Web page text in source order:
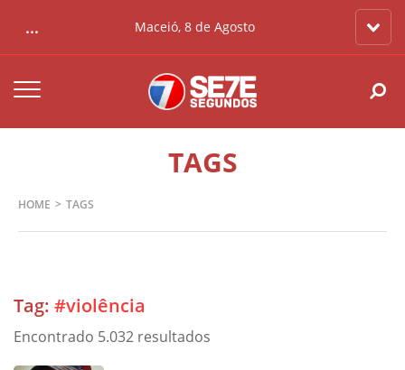
... Maceió, 8 de Agosto
HOME TAGS
TAGS
Tag: #violência
Encontrado 5.032 resultados